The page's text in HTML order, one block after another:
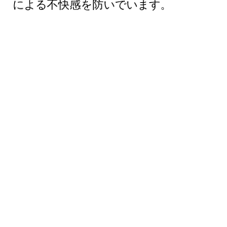
による不快感を防いでいます。